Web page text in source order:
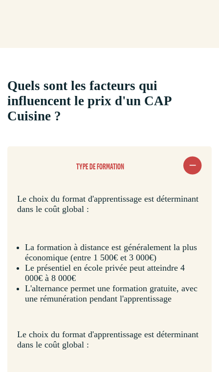
Quels sont les facteurs qui
influencent le prix d'un CAP
Cuisine ?
TYPE DE FORMATION
Le choix du format d'apprentissage est déterminant
dans le coût global :
La formation à distance est généralement la plus
économique (entre 1 500€ et 3 000€)
Le présentiel en école privée peut atteindre 4
000€ à 8 000€
L'alternance permet une formation gratuite, avec
une rémunération pendant l'apprentissage
Le choix du format d'apprentissage est déterminant
dans le coût global :